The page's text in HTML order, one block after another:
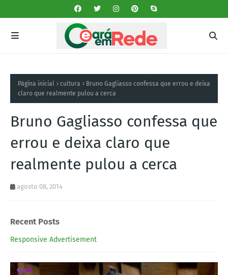
Página inicial cultura
Bruno Gagliasso confessa que errou e deixa
claro que realmente pulou a cerca
Bruno Gagliasso confessa que
errou e deixa claro que
realmente pulou a cerca
agosto 08, 2014
Recent Posts
Responsive Advertisement